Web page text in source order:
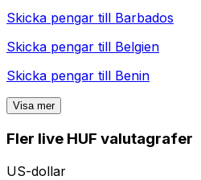
Skicka pengar till Barbados
Skicka pengar till Belgien
Skicka pengar till Benin
Visa mer
Fler live HUF valutagrafer
US-dollar